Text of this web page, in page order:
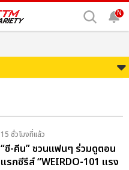
N
15 ชั่วโมงที่แล้ว
“ซี-คีน” ชวนแฟนๆ ร่วมดูตอน
แรกซีรีส์ “WEIRDO-101 แรง